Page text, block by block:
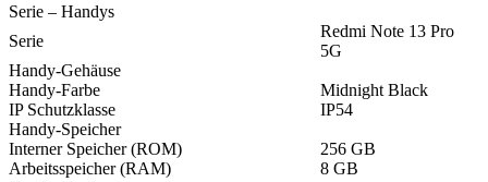
Serie – Handys
Serie
Redmi Note 13 Pro
5G
Handy-Gehäuse
Handy-Farbe
Midnight Black
IP Schutzklasse
IP54
Handy-Speicher
Interner Speicher (ROM)
256 GB
Arbeitsspeicher (RAM)
8 GB